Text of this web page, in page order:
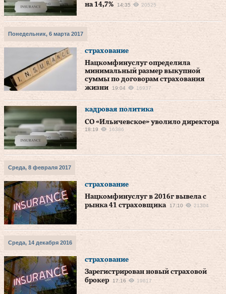
на 14,7%
14:35 20525
Понедельник, 6 марта 2017
страхование
Нацкомфинуслуг определила
минимальный размер выкупной
суммы по договорам страхования
жизни
19:04 16937
кадровая политика
СО «Ильичевское» уволило директора
18:19 16386
Среда, 8 февраля 2017
страхование
Нацкомфинуслуг в 2016г вывела с
рынка 41 страховщика
17:10 21304
Среда, 14 декабря 2016
страхование
Зарегистрирован новый страховой
брокер
17:16 19617